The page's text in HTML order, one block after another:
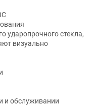
ударопрочного стекла,
визуально
и обслуживании